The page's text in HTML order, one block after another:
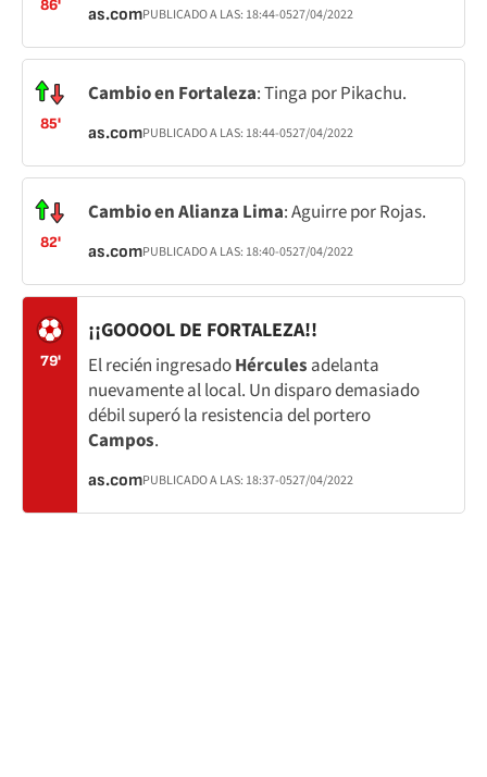
86' as.comPUBLICADO A LAS: 18:44-0527/04/2022
85'
Cambio en Fortaleza: Tinga por Pikachu.
as.comPUBLICADO A LAS: 18:44-0527/04/2022
82'
Cambio en Alianza Lima: Aguirre por Rojas.
as.comPUBLICADO A LAS: 18:40-0527/04/2022
79'
¡¡GOOOOL DE FORTALEZA!!
El recién ingresadoHércules adelanta
nuevamente al local. Un disparo demasiado
débil superó la resistencia del portero
Campos.
as.comPUBLICADO A LAS: 18:37-0527/04/2022